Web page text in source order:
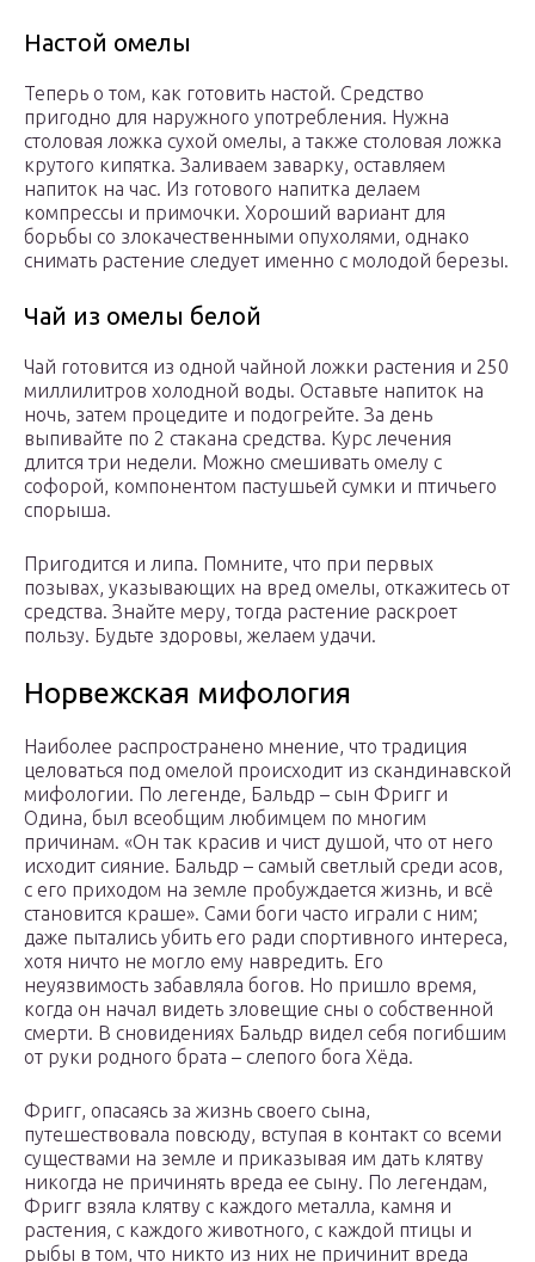
Настой омелы
Теперь о том, как готовить настой. Средство
пригодно для наружного употребления. Нужна
столовая ложка сухой омелы, а также столовая ложка
крутого кипятка. Заливаем заварку, оставляем
напиток на час. Из готового напитка делаем
компрессы и примочки. Хороший вариант для
борьбы со злокачественными опухолями, однако
снимать растение следует именно с молодой березы.
Чай из омелы белой
Чай готовится из одной чайной ложки растения и 250
миллилитров холодной воды. Оставьте напиток на
ночь, затем процедите и подогрейте. За день
выпивайте по 2 стакана средства. Курс лечения
длится три недели. Можно смешивать омелу с
софорой, компонентом пастушьей сумки и птичьего
спорыша.
Пригодится и липа. Помните, что при первых
позывах, указывающих на вред омелы, откажитесь от
средства. Знайте меру, тогда растение раскроет
пользу. Будьте здоровы, желаем удачи.
Норвежская мифология
Наиболее распространено мнение, что традиция
целоваться под омелой происходит из скандинавской
мифологии. По легенде, Бальдр – сын Фригг и
Одина, был всеобщим любимцем по многим
причинам. «Он так красив и чист душой, что от него
исходит сияние. Бальдр – самый светлый среди асов,
с его приходом на земле пробуждается жизнь, и всё
становится краше». Сами боги часто играли с ним;
даже пытались убить его ради спортивного интереса,
хотя ничто не могло ему навредить. Его
неуязвимость забавляла богов. Но пришло время,
когда он начал видеть зловещие сны о собственной
смерти. В сновидениях Бальдр видел себя погибшим
от руки родного брата – слепого бога Хёда.
Фригг, опасаясь за жизнь своего сына,
путешествовала повсюду, вступая в контакт со всеми
существами на земле и приказывая им дать клятву
никогда не причинять вреда ее сыну. По легендам,
Фригг взяла клятву с каждого металла, камня и
растения, с каждого животного, с каждой птицы и
рыбы в том, что никто из них не причинит вреда